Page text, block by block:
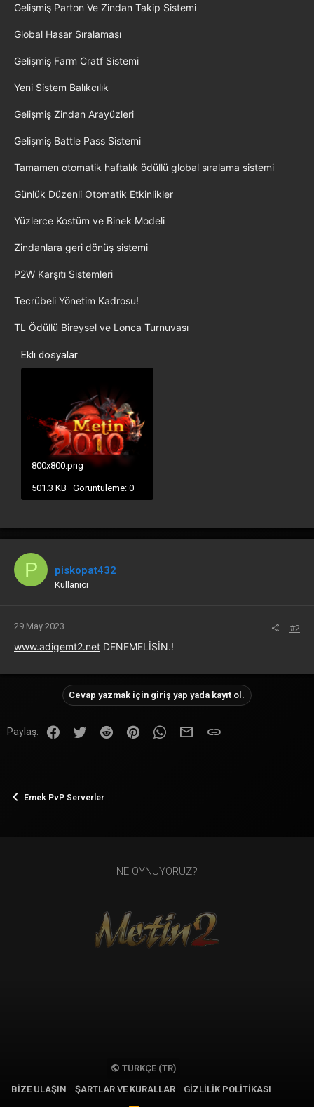
Gelişmiş Parton Ve Zindan Takip Sistemi
Global Hasar Sıralaması
Gelişmiş Farm Cratf Sistemi
Yeni Sistem Balıkcılık
Gelişmiş Zindan Arayüzleri
Gelişmiş Battle Pass Sistemi
Tamamen otomatik haftalık ödüllü global sıralama sistemi
Günlük Düzenli Otomatik Etkinlikler
Yüzlerce Kostüm ve Binek Modeli
Zindanlara geri dönüş sistemi
P2W Karşıtı Sistemleri
Tecrübeli Yönetim Kadrosu!
TL Ödüllü Bireysel ve Lonca Turnuvası
Ekli dosyalar
800x800.png
501.3 KB · Görüntüleme: 0
P piskopat432
Kullanıcı
29 May 2023 #2
www.adigemt2.net DENEMELİSİN.!
Cevap yazmak için giriş yap yada kayıt ol.
Paylaş: FacebookTwitter Reddit PinterestWhatsApp
E-posta
Emek PvP Serverler
NE OYNUYORUZ?
TÜRKÇE (TR)
BIZE ULAŞIN
ŞARTLAR VE KURALLAR
GIZLILIK POLITIKASI